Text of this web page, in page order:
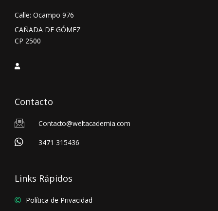
Calle: Ocampo 976
CAÑADA DE GÓMEZ
CP 2500
Contacto
Contacto@weltacademia.com
3471 315436
Links Rápidos
Política de Privacidad